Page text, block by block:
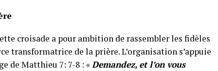
croisade a pour ambition de rassembler les fidèles
transformatrice de la prière. L’organisation s’appuie
de Matthieu 7: 7-8 : «Demandez, et l’on vous